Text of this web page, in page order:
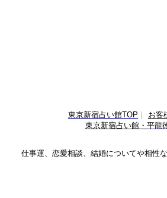
東京新宿占い館TOP ｜ お客
東京新宿占い館・ 平龍
仕事運、恋愛相談、結婚についてや相性